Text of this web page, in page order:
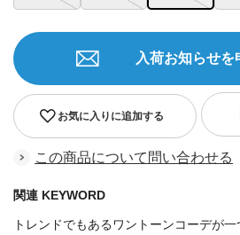
お気に入りに追加する
入荷お知らせを
この商品について問い合わせる
関連 KEYWORD
トレンドでもあるワントーンコーデが